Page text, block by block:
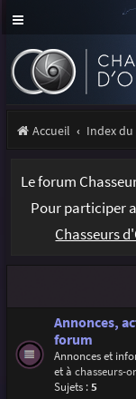
Accueil Index
Le forum
Pour participer
Chasseurs
Annonces,
forum
Annonces et
et à chasseurs-
Sujets :5